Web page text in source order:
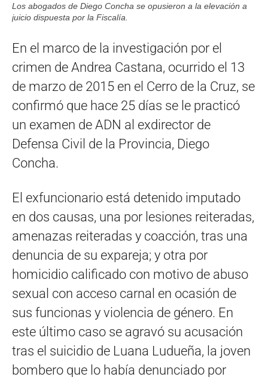
Los abogados de Diego Concha se opusieron a la elevación a
juicio dispuesta por la Fiscalía.
En el marco de la investigación por el
crimen de Andrea Castana, ocurrido el 13
de marzo de 2015 en el Cerro de la Cruz, se
confirmó que hace 25 días se le practicó
un examen de ADN al exdirector de
Defensa Civil de la Provincia, Diego
Concha.
El exfuncionario está detenido imputado
en dos causas, una por lesiones reiteradas,
amenazas reiteradas y coacción, tras una
denuncia de su expareja; y otra por
homicidio calificado con motivo de abuso
sexual con acceso carnal en ocasión de
sus funcionas y violencia de género. En
este último caso se agravó su acusación
tras el suicidio de Luana Ludueña, la joven
bombero que lo había denunciado por